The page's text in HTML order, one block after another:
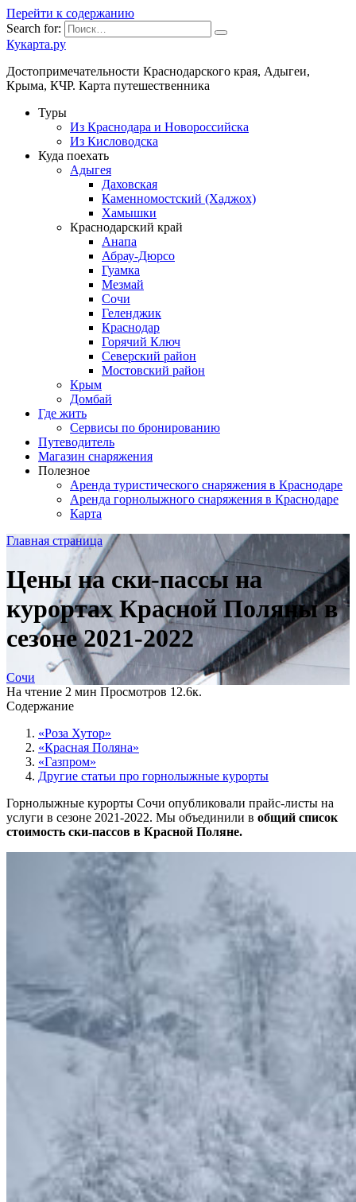
Перейти к содержанию
Search for:
Кукарта.ру
Достопримечательности Краснодарского края, Адыгеи,
Крыма, КЧР. Карта путешественника
Туры
Из Краснодара и Новороссийска
Из Кисловодска
Куда поехать
Адыгея
Даховская
Каменномостский (Хаджох)
Хамышки
Краснодарский край
Анапа
Абрау-Дюрсо
Гуамка
Мезмай
Сочи
Геленджик
Краснодар
Горячий Ключ
Северский район
Мостовский район
Крым
Домбай
Где жить
Сервисы по бронированию
Путеводитель
Магазин снаряжения
Полезное
Аренда туристического снаряжения в Краснодаре
Аренда горнолыжного снаряжения в Краснодаре
Карта
Главная страница
Цены на ски-пассы на
курортах Красной Поляны в
сезоне 2021-2022
Сочи
На чтение 2 мин Просмотров 12.6к.
Содержание
«Роза Хутор»
«Красная Поляна»
«Газпром»
Другие статьи про горнолыжные курорты
Горнолыжные курорты Сочи опубликовали прайс-листы на
услуги в сезоне 2021-2022. Мы объединили в общий список
стоимость ски-пассов в Красной Поляне.